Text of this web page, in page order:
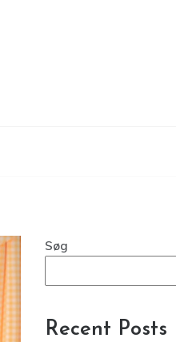
Søg
Recent Posts